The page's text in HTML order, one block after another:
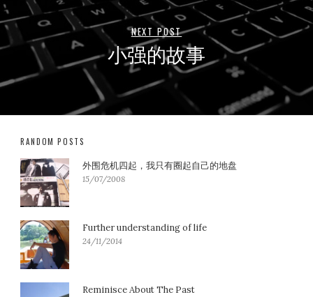
NEXT POST
小强的故事
RANDOM POSTS
外围危机四起，我只有圈起自己的地盘
15/07/2008
Further understanding of life
24/11/2014
Reminisce About The Past